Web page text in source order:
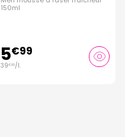
150ml
5€99
39€93/l.